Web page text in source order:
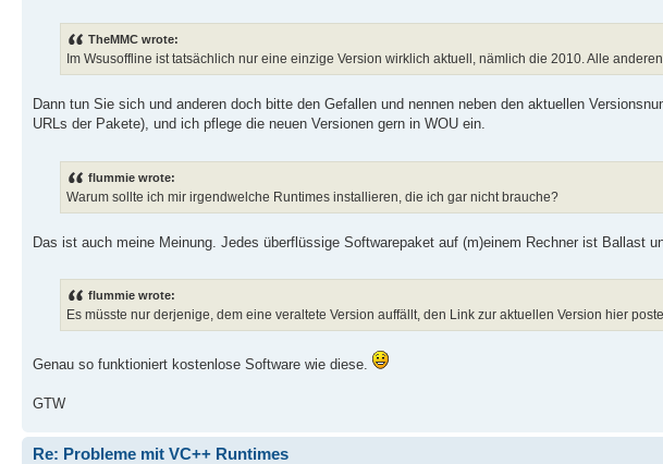
TheMMC wrote:
Im Wsusoffline ist tatsächlich nur eine einzige Version wirklich aktuell, nämlich die 2010. Alle
Dann tun Sie sich und anderen doch bitte den Gefallen und nennen neben den aktuellen
URLs der Pakete), und ich pflege die neuen Versionen gern in WOU ein.
flummie wrote:
Warum sollte ich mir irgendwelche Runtimes installieren, die ich gar nicht brauche?
Das ist auch meine Meinung. Jedes überflüssige Softwarepaket auf (m)einem Rechner ist Ballast
flummie wrote:
Es müsste nur derjenige, dem eine veraltete Version auffällt, den Link zur aktuellen Version hier
Genau so funktioniert kostenlose Software wie diese.
GTW
Re: Probleme mit VC++ Runtimes